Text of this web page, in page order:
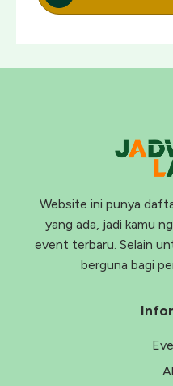
Website ini punya
yang ada, jadi kamu
event terbaru. Selain
berguna bagi